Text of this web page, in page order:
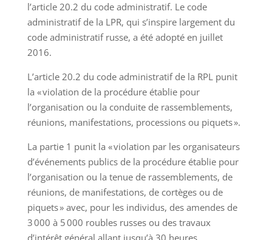
l’article 20.2 du code administratif. Le code
administratif de la LPR, qui s’inspire largement du
code administratif russe, a été adopté en juillet
2016.
L’article 20.2 du code administratif de la RPL punit
la « violation de la procédure établie pour
l’organisation ou la conduite de rassemblements,
réunions, manifestations, processions ou piquets ».
La partie 1 punit la « violation par les organisateurs
d’événements publics de la procédure établie pour
l’organisation ou la tenue de rassemblements, de
réunions, de manifestations, de cortèges ou de
piquets » avec, pour les individus, des amendes de
3 000 à 5 000 roubles russes ou des travaux